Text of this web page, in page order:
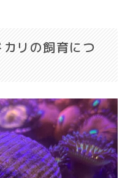
リの飼育につ